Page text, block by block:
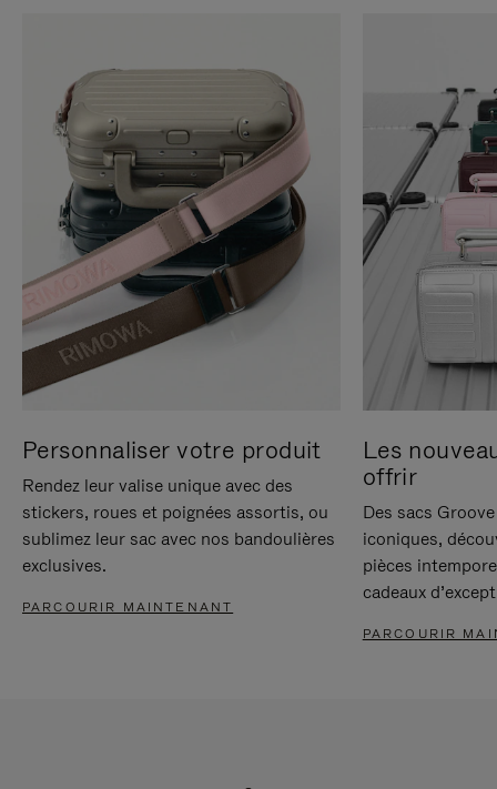
Personnaliser votre produit
Rendez leur valise unique avec des
stickers, roues et poignées assortis, ou
sublimez leur sac avec nos bandoulières
exclusives.
PARCOURIR MAINTENANT
Les
offrir
Des sacs
iconiques,
pièces
cadeaux
PARCOURIR